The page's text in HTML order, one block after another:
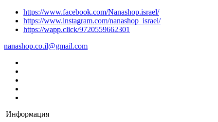
https://www.facebook.com/Nanashop.israel/
https://www.instagram.com/nanashop_israel/
https://wapp.click/9720559662301
nanashop.co.il@gmail.com
Информация